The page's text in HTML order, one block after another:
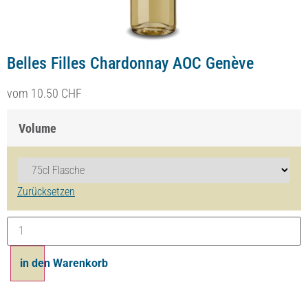
Volume
Effacer
Ajouter au panier